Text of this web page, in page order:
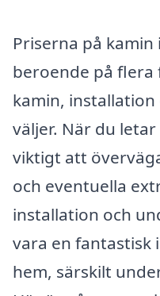
Priserna på
beroende på
kamin,
väljer. När du
viktigt att
och eventuella
installation och
vara en
hem, särskilt